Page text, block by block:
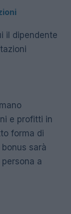
il dipendente
e profitti in
forma di
sarà
a